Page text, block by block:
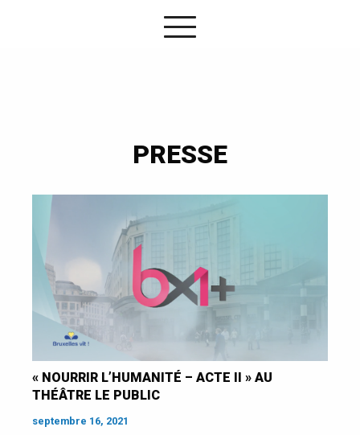
PRESSE
« NOURRIR L’HUMANITÉ – ACTE II » AU
THÉÂTRE LE PUBLIC
septembre 16, 2021